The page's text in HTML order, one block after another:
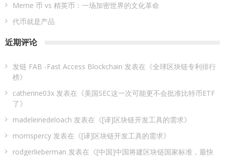
Meme 币 vs 精英币：一场加密世界的文化革命
代币就是产品
近期评论
发链 FAB -Fast Access Blockchain 发表在《全球区块链专利排行
榜》
catherine03x 发表在《美国SEC这一次可能更不会批准比特币ETF
了》
madeleinedeloach 发表在《[译]区块链开发工具的需求》
morrispercy 发表在《[译]区块链开发工具的需求》
rodgerlieberman 发表在《[中国]中国将建区块链国家标准，最快